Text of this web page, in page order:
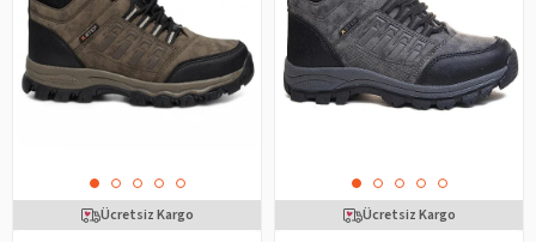
Ücretsiz Kargo Ücretsiz Kargo